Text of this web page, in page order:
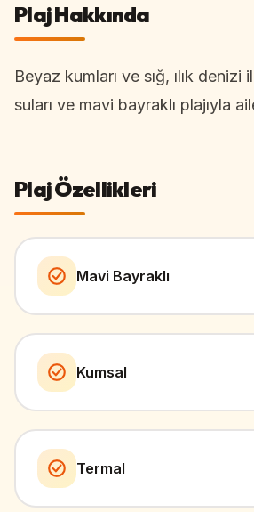
Plaj Hakkında
Beyaz kumları ve sığ, ılık denizi
suları ve mavi bayraklı plajıyla
Plaj Özellikleri
Mavi Bayraklı
Kumsal
Termal